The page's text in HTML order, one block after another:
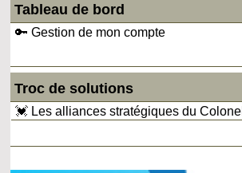
Tableau de bord
🔑 Gestion de mon compte
Troc de solutions
💓 Les alliances stratégiques du Colonel